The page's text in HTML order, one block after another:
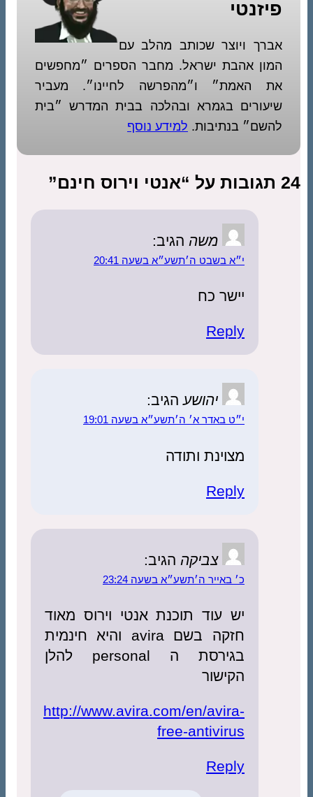
פיזנטי
אברך ויוצר שכותב מהלב עם
המון אהבת ישראל. מחבר הספרים ״מחפשים
את האמת״ ו״מהפרשה לחיינו״. מעביר
שיעורים בגמרא ובהלכה בבית המדרש ״בית
להשם״ בנתיבות.למידע נוסף
משה הגיב:
י״א בשבט ה׳תשע״א בשעה 20:41
יישר כח
Reply
יהושע הגיב:
י״ט באדר א׳ ה׳תשע״א בשעה 19:01
מצוינת ותודה
Reply
צביקה הגיב:
כ׳ באייר ה׳תשע״א בשעה 23:24
יש עוד תוכנת אנטי וירוס מאוד
חזקה בשם avira והיא חינמית
בגירסת ה personal להלן
הקישור
http://www.avira.com/en/avira-
free-antivirus
Reply